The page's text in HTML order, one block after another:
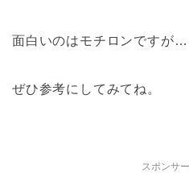
面白いのはモチロンですが…
ぜひ参考にしてみてね。
スポンサ